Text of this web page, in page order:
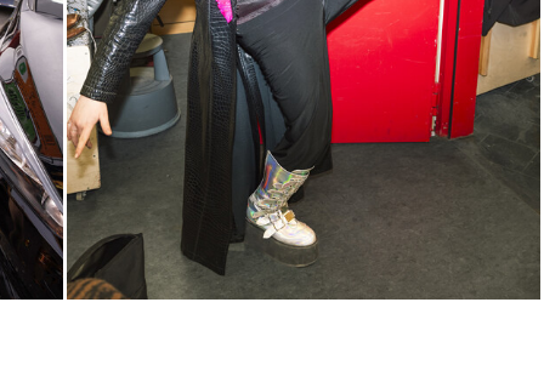
17:00 Touchtour
JUNGES SCHAUSPIEL
FAMILIENVORSTELLUNG
Wolf
Ein Stück über Mut und
Freundschaft
von Saša Stanišić
Regie: Carmen Schwarz
Central 1